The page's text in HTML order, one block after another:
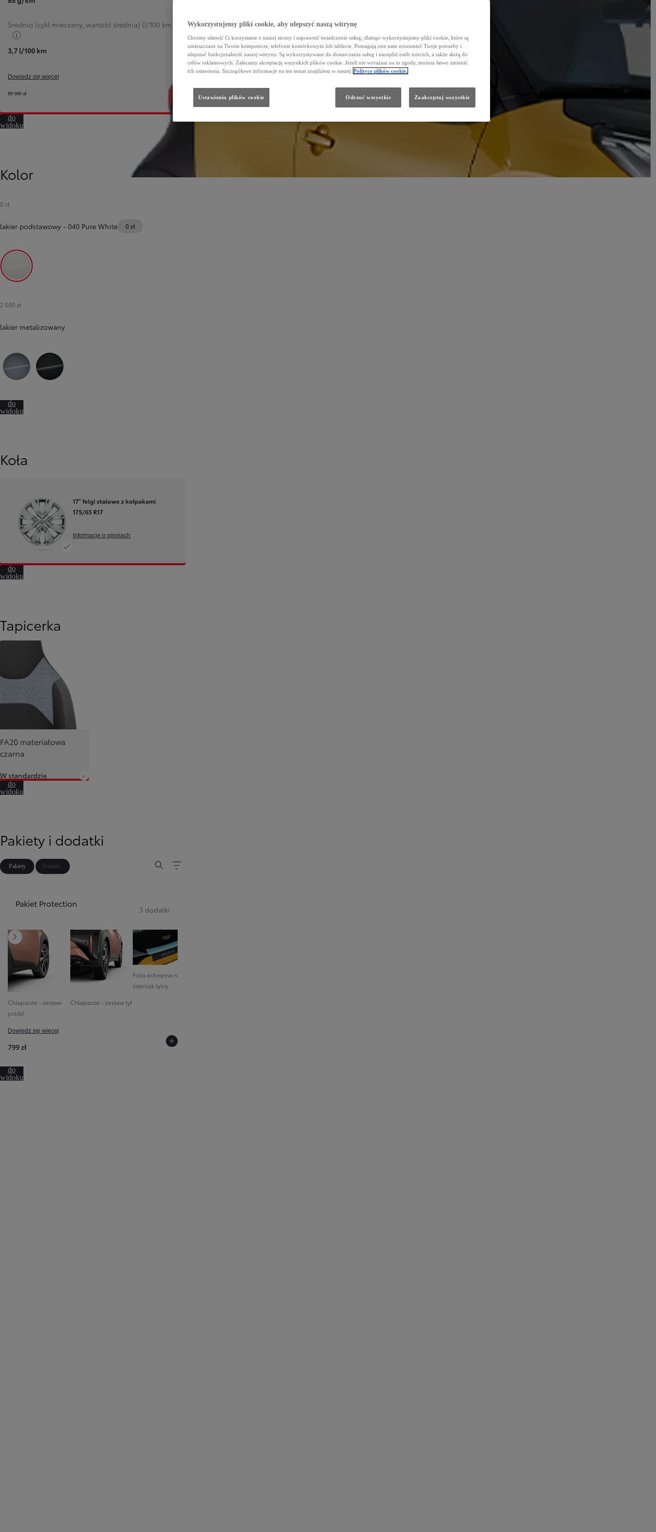
Średnio (cykl mieszany, wartość średnia) (l/100 km)
3,7 l/100 km
Dowiedz się więcej
89 900 zł
Przejdź
do
widoku
Kolor
0 zł
lakier podstawowy - 040 Pure White 0 zł
040 Pure White
2 000 zł
lakier metalizowany
do
widoku
Koła
17" felgi stalowe z kołpakami
175/65 R17
Informacje o oponach
Przejdź
do
widoku
Tapicerka
FA20 materiałowa
czarna
W standardzie
Przejdź
do
widoku
Pakiety i dodatki
Pakiety Dodatki
Pakiet Protection
3 dodatki
Następny
Chlapacze - zestaw
przód
Chlapacze - zestaw tył
Folia ochronna na
zderzak tylny
Dowiedz się więcej
799 zł
do
widoku
Wykorzystujemy pliki cookie, aby ulepszyć naszą witrynę
Chcemy ułatwić Ci korzystanie z naszej strony i usprawnić świadczenie usług, dlatego wykorzystujemy pliki cookie, które są
umieszczane na Twoim komputerze, telefonie komórkowym lub tablecie. Pomagają one nam zrozumieć Twoje potrzeby i
ulepszać funkcjonalność naszej witryny. Są wykorzystywane do dostarczania usług i narzędzi osób trzecich, a także służą do
celów reklamowych. Zalecamy akceptację wszystkich plików cookie. Jeżeli nie wyrażasz na to zgody, możesz łatwo zmienić
ich ustawienia. Szczegółowe informacje na ten temat znajdziesz w naszej Polityce plików cookie.
Ustawienia plików cookie Odrzuć wszystkie Zaakceptuj wszystkie